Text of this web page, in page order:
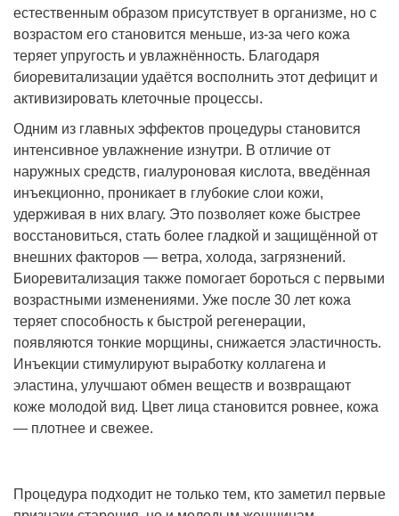
естественным образом присутствует в организме, но с
возрастом его становится меньше, из-за чего кожа
теряет упругость и увлажнённость. Благодаря
биоревитализации удаётся восполнить этот дефицит и
активизировать клеточные процессы.
Одним из главных эффектов процедуры становится
интенсивное увлажнение изнутри. В отличие от
наружных средств, гиалуроновая кислота, введённая
инъекционно, проникает в глубокие слои кожи,
удерживая в них влагу. Это позволяет коже быстрее
восстановиться, стать более гладкой и защищённой от
внешних факторов — ветра, холода, загрязнений.
Биоревитализация также помогает бороться с первыми
возрастными изменениями. Уже после 30 лет кожа
теряет способность к быстрой регенерации,
появляются тонкие морщины, снижается эластичность.
Инъекции стимулируют выработку коллагена и
эластина, улучшают обмен веществ и возвращают
коже молодой вид. Цвет лица становится ровнее, кожа
— плотнее и свежее.
Процедура подходит не только тем, кто заметил первые